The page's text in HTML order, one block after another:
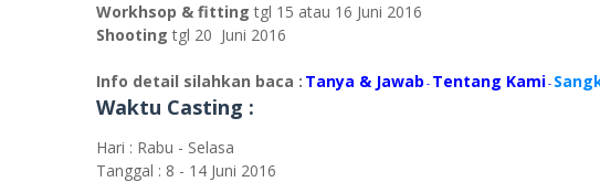
Workhsop & fittingtgl 15 atau 16 Juni 2016
Shooting tgl 20 Juni 2016
Info detail silahkan baca : Tanya & Jawab - Tentang Kami -
Waktu Casting :
Hari : Rabu - Selasa
Tanggal : 8 - 14 Juni 2016